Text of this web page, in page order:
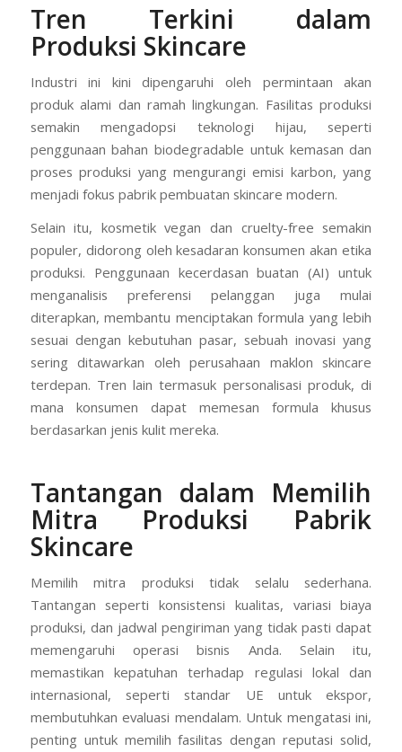
Tren Terkini dalam
Produksi Skincare
Industri ini kini dipengaruhi oleh permintaan akan
produk alami dan ramah lingkungan. Fasilitas produksi
semakin mengadopsi teknologi hijau, seperti
penggunaan bahan biodegradable untuk kemasan dan
proses produksi yang mengurangi emisi karbon, yang
menjadi fokus pabrik pembuatan skincare modern.
Selain itu, kosmetik vegan dan cruelty-free semakin
populer, didorong oleh kesadaran konsumen akan etika
produksi. Penggunaan kecerdasan buatan (AI) untuk
menganalisis preferensi pelanggan juga mulai
diterapkan, membantu menciptakan formula yang lebih
sesuai dengan kebutuhan pasar, sebuah inovasi yang
sering ditawarkan oleh perusahaan maklon skincare
terdepan. Tren lain termasuk personalisasi produk, di
mana konsumen dapat memesan formula khusus
berdasarkan jenis kulit mereka.
Tantangan dalam Memilih
Mitra Produksi Pabrik
Skincare
Memilih mitra produksi tidak selalu sederhana.
Tantangan seperti konsistensi kualitas, variasi biaya
produksi, dan jadwal pengiriman yang tidak pasti dapat
memengaruhi operasi bisnis Anda. Selain itu,
memastikan kepatuhan terhadap regulasi lokal dan
internasional, seperti standar UE untuk ekspor,
membutuhkan evaluasi mendalam. Untuk mengatasi ini,
penting untuk memilih fasilitas dengan reputasi solid,